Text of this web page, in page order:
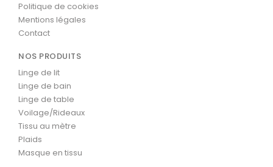
Politique de cookies
Mentions légales
Contact
NOS PRODUITS
Linge de lit
Linge de bain
Linge de table
Voilage/Rideaux
Tissu au mètre
Plaids
Masque en tissu